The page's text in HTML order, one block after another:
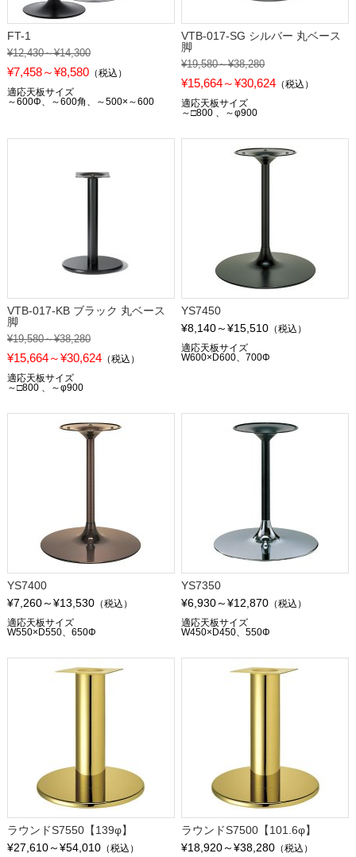
FT-1
¥12,430～¥14,300
¥7,458～¥8,580（税込）
適応天板サイズ
～600Φ、～600角、～500×～600
VTB-017-SG シルバー 丸ベース
脚
¥19,580～¥38,280
¥15,664～¥30,624 （税込）
適応天板サイズ
～□800 、～φ900
VTB-017-KB ブラック 丸ベース
脚
¥19,580～¥38,280
¥15,664～¥30,624（税込）
適応天板サイズ
～□800 、～φ900
YS7450
¥8,140～¥15,510 （税込）
適応天板サイズ
W600×D600、700Φ
YS7400
¥7,260～¥13,530（税込）
適応天板サイズ
W550×D550、650Φ
YS7350
¥6,930～¥12,870 （税込）
適応天板サイズ
W450×D450、550Φ
ラウンドS7550【139φ】
¥27,610～¥54,010（税込）
ラウンドS7500【101.6φ】
¥18,920～¥38,280 （税込）